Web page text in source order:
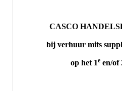
CASCO
bij verhuur mits
op het 1e en/of